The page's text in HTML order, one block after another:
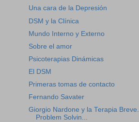
Una cara de la Depresión
DSM y la Clínica
Mundo Interno y Externo
Sobre el amor
Psicoterapias Dinámicas
El DSM
Primeras tomas de contacto
Fernando Savater
Giorgio Nardone y la Terapia Breve.
Problem Solvin...